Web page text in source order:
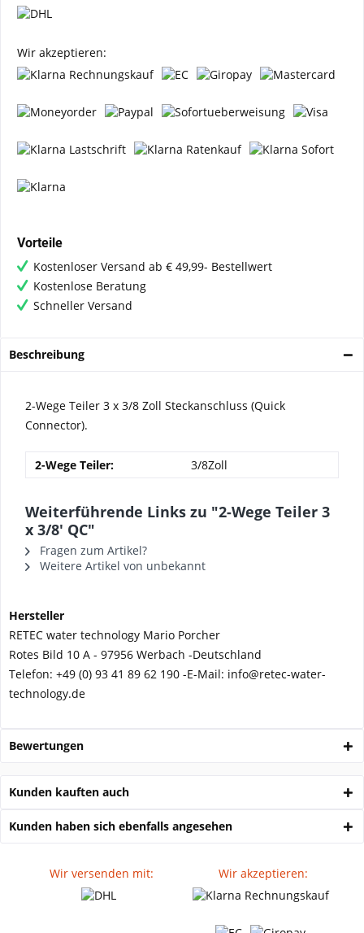
Wir akzeptieren:
Vorteile
Kostenloser Versand ab € 49,99- Bestellwert
Kostenlose Beratung
Schneller Versand
Beschreibung
2-Wege Teiler 3 x 3/8 Zoll Steckanschluss (Quick
Connector).
2-Wege Teiler: 3/8Zoll
Weiterführende Links zu "2-Wege Teiler 3
x 3/8' QC"
Fragen zum Artikel?
Weitere Artikel von unbekannt
Hersteller
RETEC water technology Mario Porcher
Rotes Bild 10 A - 97956 Werbach -Deutschland
Telefon: +49 (0) 93 41 89 62 190 -E-Mail: info@retec-water-
technology.de
Bewertungen
Kunden kauften auch
Kunden haben sich ebenfalls angesehen
Wir versenden mit: Wir akzeptieren: